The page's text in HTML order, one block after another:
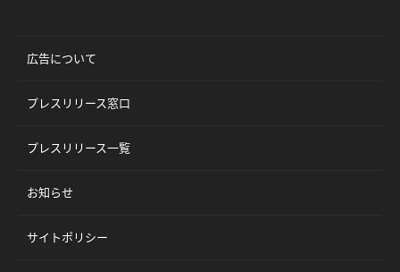
広告について
プレスリリース窓口
プレスリリース一覧
お知らせ
サイトポリシー